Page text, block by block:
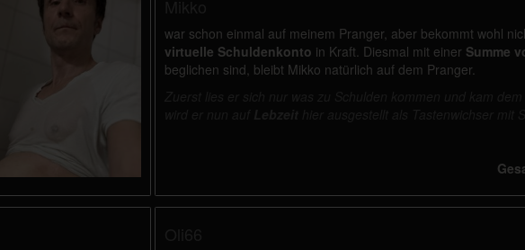
war schon einmal auf meinem Pranger, aber bekommt wohl
virtuelle Schuldenkonto in Kraft. Diesmal mit einer Summe
beglichen sind, bleibt Mikko natürlich auf dem Pranger.